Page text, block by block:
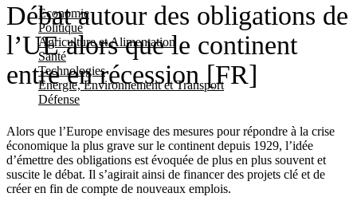
Economie
Politique
Agriculture et Alimentation
Santé
Technologies
Energie, Environnement et Transport
Défense
Débat autour des obligations de
l’UE alors que le continent
entre en récession [FR]
Alors que l’Europe envisage des mesures pour répondre à la crise
économique la plus grave sur le continent depuis 1929, l’idée
d’émettre des obligations est évoquée de plus en plus souvent et
suscite le débat. Il s’agirait ainsi de financer des projets clé et de
créer en fin de compte de nouveaux emplois.